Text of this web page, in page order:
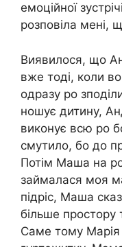
емоційної
розповіла мені,
Виявилося, що
вже тоді, коли
одразу ро
ношує дитину,
виконує всю ро
смутило, бо до
Потім Маша на
займалася моя
підріс, Маша
більше простору
Саме тому Марія